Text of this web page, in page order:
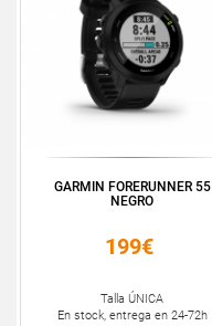
GARMIN FORERUNNER 55
NEGRO
199€
Talla ÚNICA
En stock, entrega en 24-72h